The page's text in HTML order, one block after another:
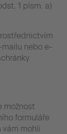
1 písm. a)
mailu nebo e-
možnost
formuláře
vám mohli